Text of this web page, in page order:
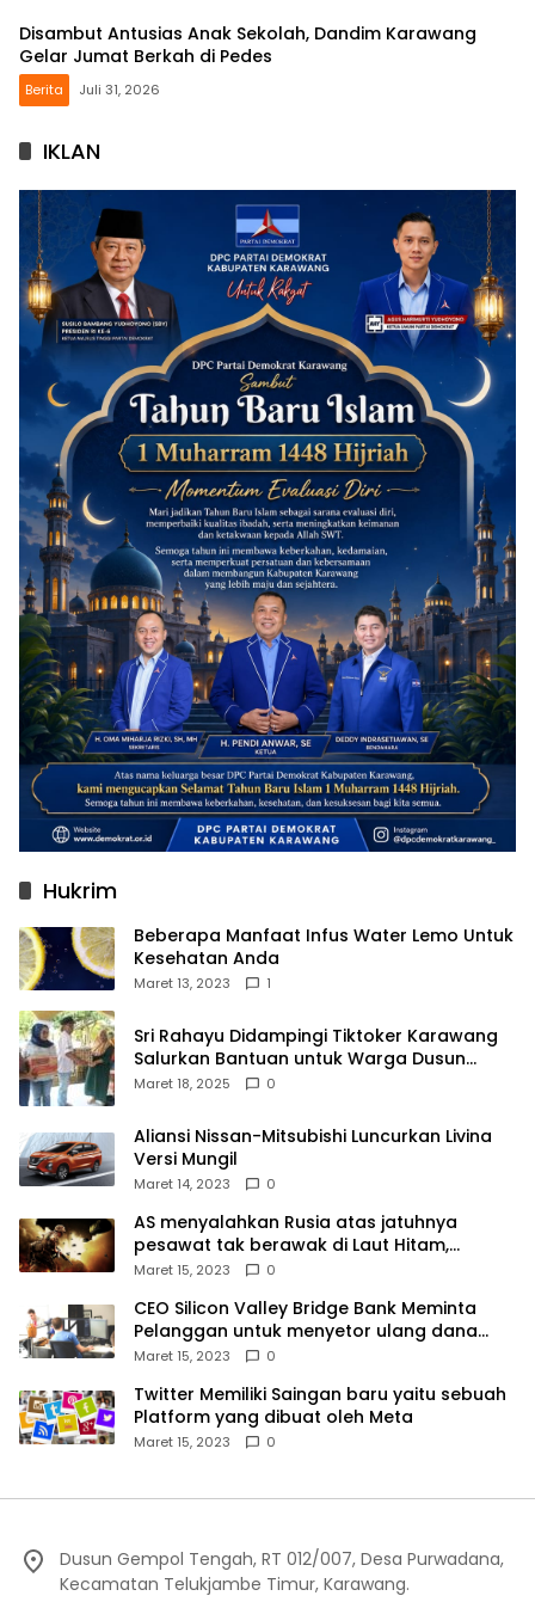
Disambut Antusias Anak Sekolah, Dandim Karawang
Gelar Jumat Berkah di Pedes
Berita Juli 31, 2026
IKLAN
Hukrim
Beberapa Manfaat Infus Water Lemo Untuk
Kesehatan Anda
Maret 13, 2023 1
Sri Rahayu Didampingi Tiktoker Karawang
Salurkan Bantuan untuk Warga Dusun
Kampek Desa Karangligar
Maret 18, 2025 0
Aliansi Nissan-Mitsubishi Luncurkan Livina
Versi Mungil
Maret 14, 2023 0
AS menyalahkan Rusia atas jatuhnya
pesawat tak berawak di Laut Hitam,
Moskow menyangkal
Maret 15, 2023 0
CEO Silicon Valley Bridge Bank Meminta
Pelanggan untuk menyetor ulang dana
Mereka
Maret 15, 2023 0
Twitter Memiliki Saingan baru yaitu sebuah
Platform yang dibuat oleh Meta
Maret 15, 2023 0
Dusun Gempol Tengah, RT 012/007, Desa Purwadana,
Kecamatan Telukjambe Timur, Karawang.